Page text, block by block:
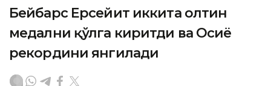
Бейбарс Ерсейит иккита олтин
медални қўлга киритди ва Осиё
рекордини янгилади